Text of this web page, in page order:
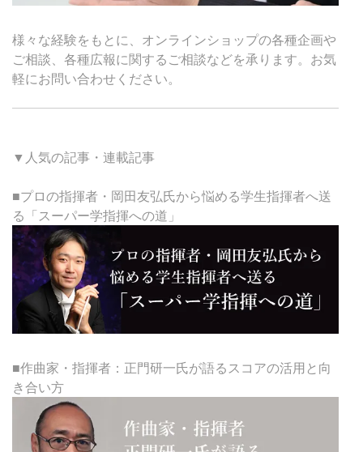
様々な経験をもとに、オンラインショップの各種企画や
ご相談、各種広報に関するご相談などを承ります。お気
軽にお問い合わせください。
▼人気の記事・連載記事
■プロの指揮者・岡田友弘氏から悩める学生指揮者へ送
る「スーパー学指揮への道」
■作曲家・指揮者：正門研一氏が語るスコアの活用と向
き合い方